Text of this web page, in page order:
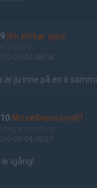
jhn elskar gais
09-04 08:04
är ju inne på en o
NizzeSvensson01
09-04 09:27
igång!